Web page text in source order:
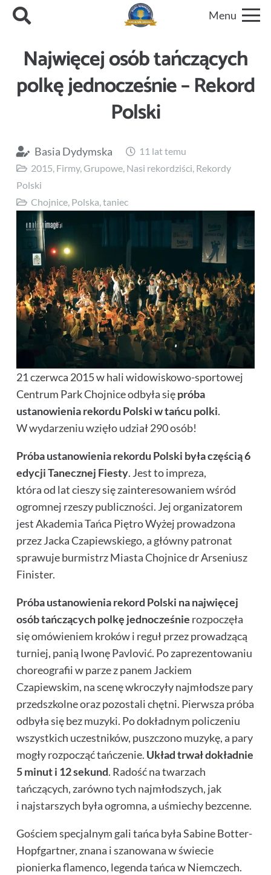
Menu
Najwięcej osób tańczących
polkę jednocześnie – Rekord
Polski
Basia Dydymska
11 lat temu
2015, Firmy,Grupowe, Nasi rekordziści, Rekordy
Polski
Chojnice, Polska,taniec
21 czerwca 2015 w hali widowiskowo-sportowej
Centrum Park Chojnice odbyła siępróba
ustanowienia rekordu Polski w tańcu polki.
W wydarzeniu wzięło udział 290 osób!
Próba ustanowienia rekordu Polski była częścią 6
edycji Tanecznej Fiesty. Jest to impreza,
która od lat cieszy się zainteresowaniem wśród
ogromnej rzeszy publiczności. Jej organizatorem
jest Akademia Tańca Piętro Wyżej prowadzona
przez Jacka Czapiewskiego, a główny patronat
sprawuje burmistrz Miasta Chojnice dr Arseniusz
Finister.
Próba ustanowienia rekord Polski na najwięcej
osób tańczących polkę jednocześnie rozpoczęła
się omówieniem kroków i reguł przez prowadzącą
turniej, panią Iwonę Pavlović. Po zaprezentowaniu
choreografii w parze z panem Jackiem
Czapiewskim, na scenę wkroczyły najmłodsze pary
przedszkolne oraz pozostali chętni. Pierwsza próba
odbyła się bez muzyki. Po dokładnym policzeniu
wszystkich uczestników, puszczono muzykę, a pary
mogły rozpocząć tańczenie. Układ trwał dokładnie
5 minut i 12 sekund. Radość na twarzach
tańczących, zarówno tych najmłodszych, jak
i najstarszych była ogromna, a uśmiechy bezcenne.
Gościem specjalnym gali tańca była Sabine Botter-
Hopfgartner, znana i szanowana w świecie
pionierka flamenco, legenda tańca w Niemczech.